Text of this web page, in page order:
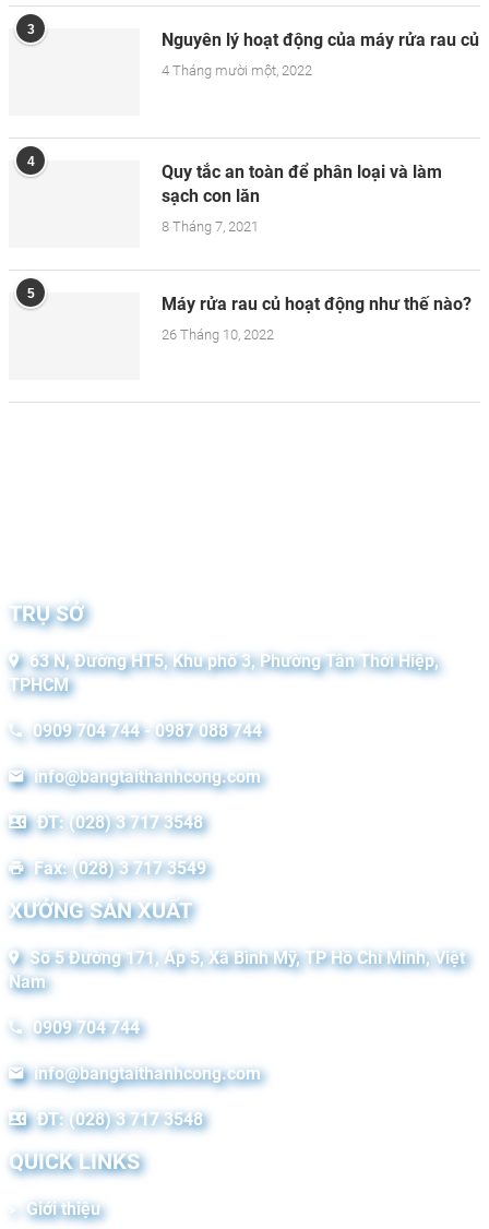
3 Nguyên lý hoạt động của máy rửa rau củ
4 Tháng mười một, 2022
4
Quy tắc an toàn để phân loại và làm
sạch con lăn
8 Tháng 7, 2021
5 Máy rửa rau củ hoạt động như thế nào?
26 Tháng 10, 2022
TRỤ SỞ
63 N, Đường HT5, Khu phố 3, Phường Tân Thới Hiệp,
TPHCM
0909 704 744 - 0987 088 744
info@bangtaithanhcong.com
ĐT: (028) 3 717 3548
Fax: (028) 3 717 3549
XƯỞNG SẢN XUẤT
Số 5 Đường 171, Ấp 5, Xã Bình Mỹ, TP Hồ Chí Minh, Việt
Nam
0909 704 744
info@bangtaithanhcong.com
ĐT: (028) 3 717 3548
QUICK LINKS
Giới thiệu